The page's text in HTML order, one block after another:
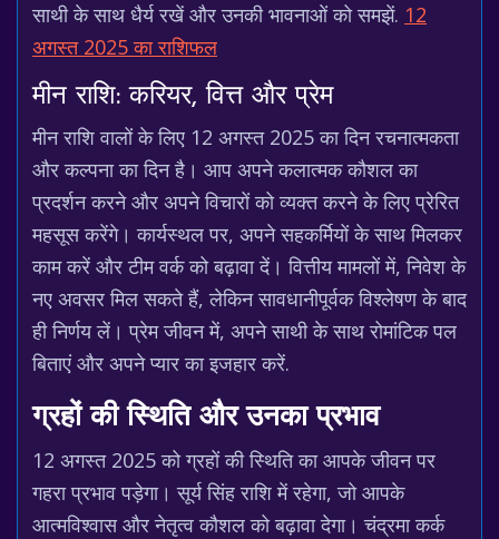
साथी के साथ धैर्य रखें और उनकी भावनाओं को समझें. 12
अगस्त 2025 का राशिफल
मीन राशि: करियर, वित्त और प्रेम
मीन राशि वालों के लिए 12 अगस्त 2025 का दिन रचनात्मकता
और कल्पना का दिन है। आप अपने कलात्मक कौशल का
प्रदर्शन करने और अपने विचारों को व्यक्त करने के लिए प्रेरित
महसूस करेंगे। कार्यस्थल पर, अपने सहकर्मियों के साथ मिलकर
काम करें और टीम वर्क को बढ़ावा दें। वित्तीय मामलों में, निवेश के
नए अवसर मिल सकते हैं, लेकिन सावधानीपूर्वक विश्लेषण के बाद
ही निर्णय लें। प्रेम जीवन में, अपने साथी के साथ रोमांटिक पल
बिताएं और अपने प्यार का इजहार करें.
ग्रहों की स्थिति और उनका प्रभाव
12 अगस्त 2025 को ग्रहों की स्थिति का आपके जीवन पर
गहरा प्रभाव पड़ेगा। सूर्य सिंह राशि में रहेगा, जो आपके
आत्मविश्वास और नेतृत्व कौशल को बढ़ावा देगा। चंद्रमा कर्क